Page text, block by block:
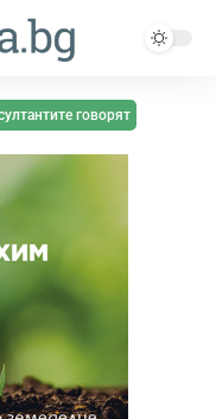
говорят